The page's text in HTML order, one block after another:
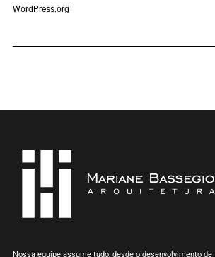
WordPress.org
Nossa equipe assume tudo, desde o desenvolvimento de